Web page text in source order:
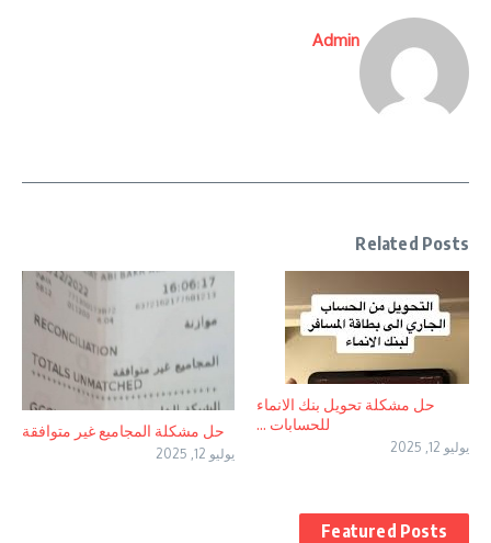
Admin
Related Posts
حل مشكلة تحويل بنك الانماء
للحسابات ...
يوليو 12, 2025
حل مشكلة المجاميع غير متوافقة
يوليو 12, 2025
Featured Posts